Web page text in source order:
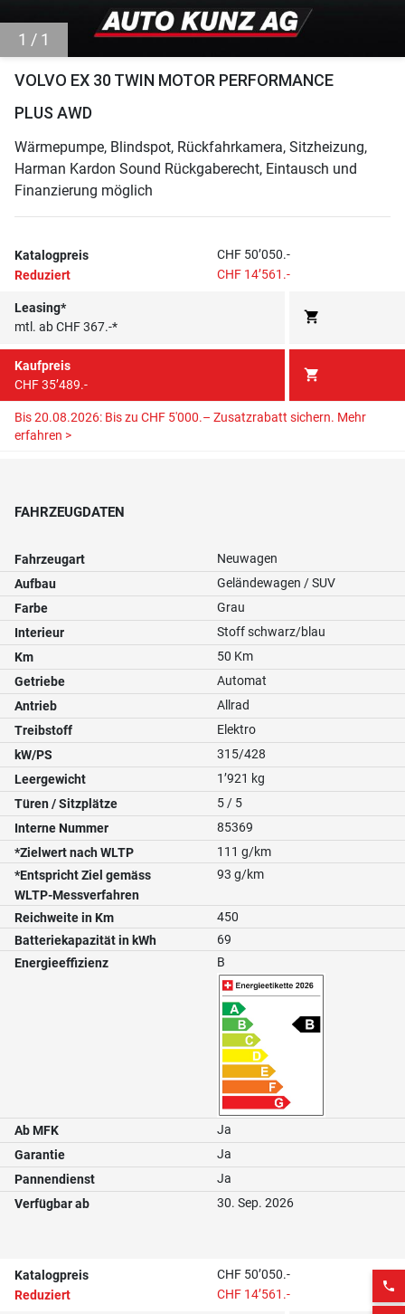
phone
FAHRZEUGDATEN
Fahrzeugart
Neuwagen
Aufbau
Geländewagen / SUV
Farbe
Grau
Interieur
Stoff schwarz/blau
Km
50 Km
Getriebe
Automat
Antrieb
Allrad
Treibstoff
Elektro
kW/PS
315/428
Leergewicht
1’921 kg
Türen / Sitzplätze
5 / 5
Interne Nummer
85369
*Zielwert nach WLTP
111 g/km
*Entspricht Ziel gemäss
WLTP-Messverfahren
93 g/km
Reichweite in Km
450
Batteriekapazität in kWh
69
Energieeffizienz
B
Ab MFK
Ja
Garantie
Ja
Pannendienst
Ja
Verfügbar ab
30. Sep. 2026
Katalogpreis
CHF 50’050.-
Reduziert
CHF 14’561.-
1 / 1
VOLVO EX 30 TWIN MOTOR PERFORMANCE
PLUS AWD
Wärmepumpe, Blindspot, Rückfahrkamera, Sitzheizung,
Harman Kardon Sound Rückgaberecht, Eintausch und
Finanzierung möglich
Katalogpreis
CHF 50’050.-
Reduziert
CHF 14’561.-
Leasing*
mtl. ab CHF 367.-*
shopping_cart
Kaufpreis
CHF 35’489.-
shopping_cart
Bis 20.08.2026: Bis zu CHF 5'000.– Zusatzrabatt sichern. Mehr
erfahren >